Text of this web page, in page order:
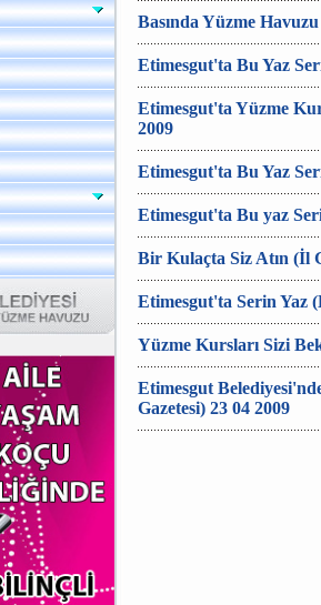
Basında Yüzme Havuzu
Etimesgut'ta Bu Yaz
Etimesgut'ta Yüzme
2009
Etimesgut'ta Bu Yaz
Etimesgut'ta Bu yaz
Bir Kulaçta Siz Atın (İl
Etimesgut'ta Serin Yaz
Yüzme Kursları Sizi
Etimesgut
Gazetesi) 23 04 2009